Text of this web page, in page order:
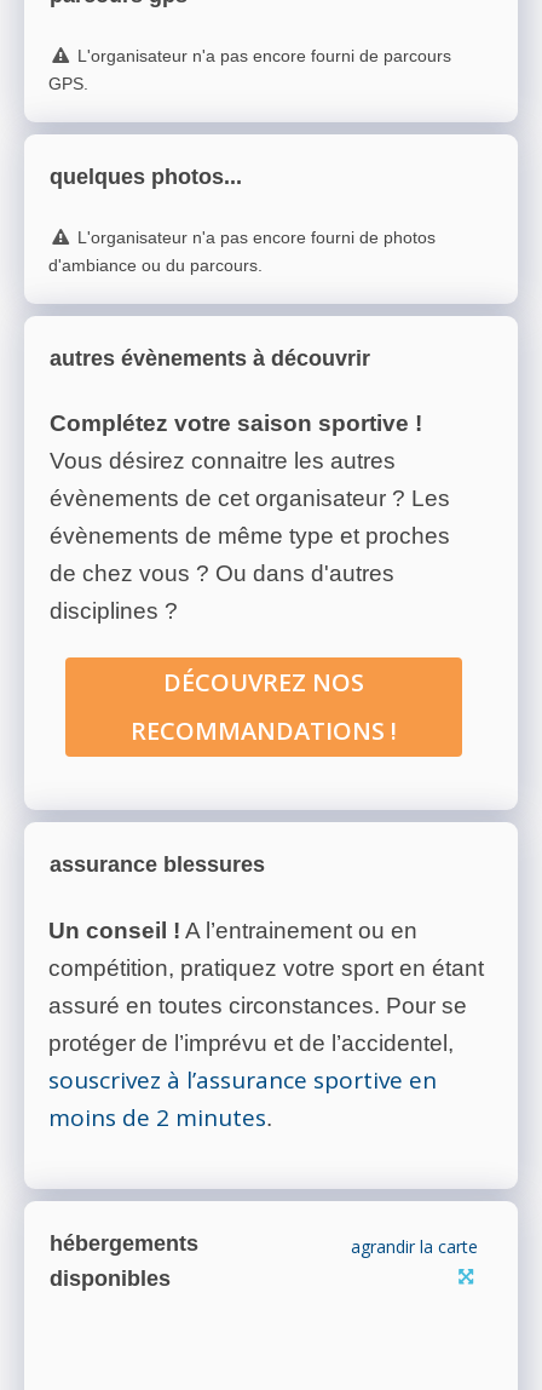
L'organisateur n'a pas encore fourni de parcours
GPS.
quelques photos...
L'organisateur n'a pas encore fourni de photos
d'ambiance ou du parcours.
autres évènements à découvrir
Complétez votre saison sportive !
Vous désirez connaitre les autres
évènements de cet organisateur ? Les
évènements de même type et proches
de chez vous ? Ou dans d'autres
disciplines ?
DÉCOUVREZ NOS
RECOMMANDATIONS !
assurance blessures
Un conseil ! A l’entrainement ou en
compétition, pratiquez votre sport en étant
assuré en toutes circonstances. Pour se
protéger de l’imprévu et de l’accidentel,
souscrivez à l’assurance sportive en
moins de 2 minutes.
hébergements
disponibles
agrandir la carte